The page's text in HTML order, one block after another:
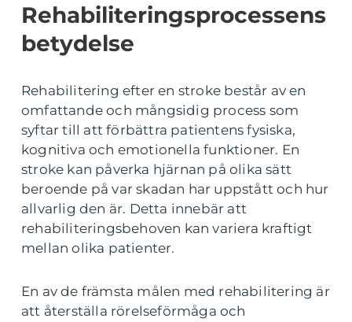
Rehabiliteringsprocessens
betydelse
Rehabilitering efter en stroke består av en
omfattande och mångsidig process som
syftar till att förbättra patientens fysiska,
kognitiva och emotionella funktioner. En
stroke kan påverka hjärnan på olika sätt
beroende på var skadan har uppstått och hur
allvarlig den är. Detta innebär att
rehabiliteringsbehoven kan variera kraftigt
mellan olika patienter.
En av de främsta målen med rehabilitering är
att återställa rörelseförmåga och